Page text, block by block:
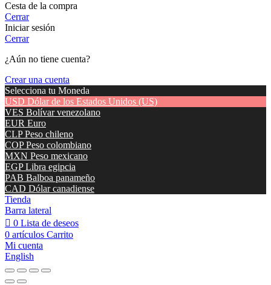
Cesta de la compra
Cerrar
Iniciar sesión
Cerrar
¿Aún no tiene cuenta?
Crear una cuenta
Selecciona tu Moneda
USD Dólar de los Estados Unidos (US)
VES Bolívar venezolano
EUR Euro
CLP Peso chileno
COP Peso colombiano
MXN Peso mexicano
EGP Libra egipcia
PAB Balboa panameño
CAD Dólar canadiense
Tienda
Barra lateral
0 Lista de deseos
0 artículos Carrito
Mi cuenta
English